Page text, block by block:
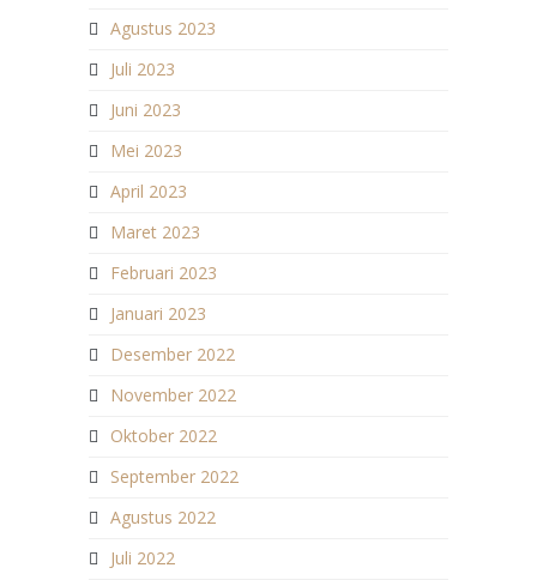
Agustus 2023
Juli 2023
Juni 2023
Mei 2023
April 2023
Maret 2023
Februari 2023
Januari 2023
Desember 2022
November 2022
Oktober 2022
September 2022
Agustus 2022
Juli 2022